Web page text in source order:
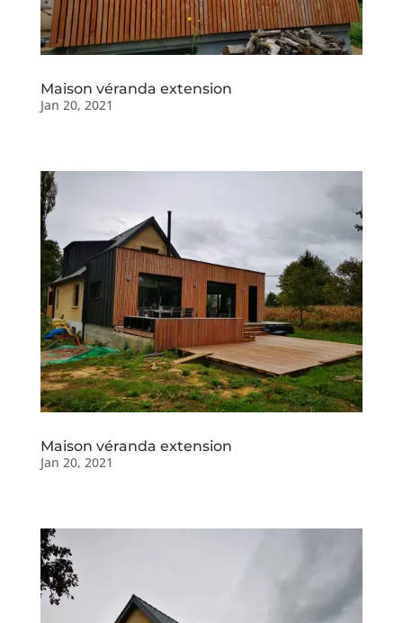
Maison véranda extension
Jan 20, 2021
Maison véranda extension
Jan 20, 2021